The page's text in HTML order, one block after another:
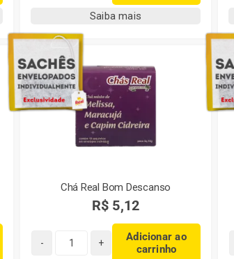
Mate
Pêssego
quantidade
Saiba mais
Chá Real Bom Descanso
R$ 5,12
Chá
Adicionar ao
carrinho